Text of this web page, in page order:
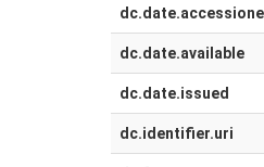
dc.date.available
dc.date.issued
dc.identifier.uri